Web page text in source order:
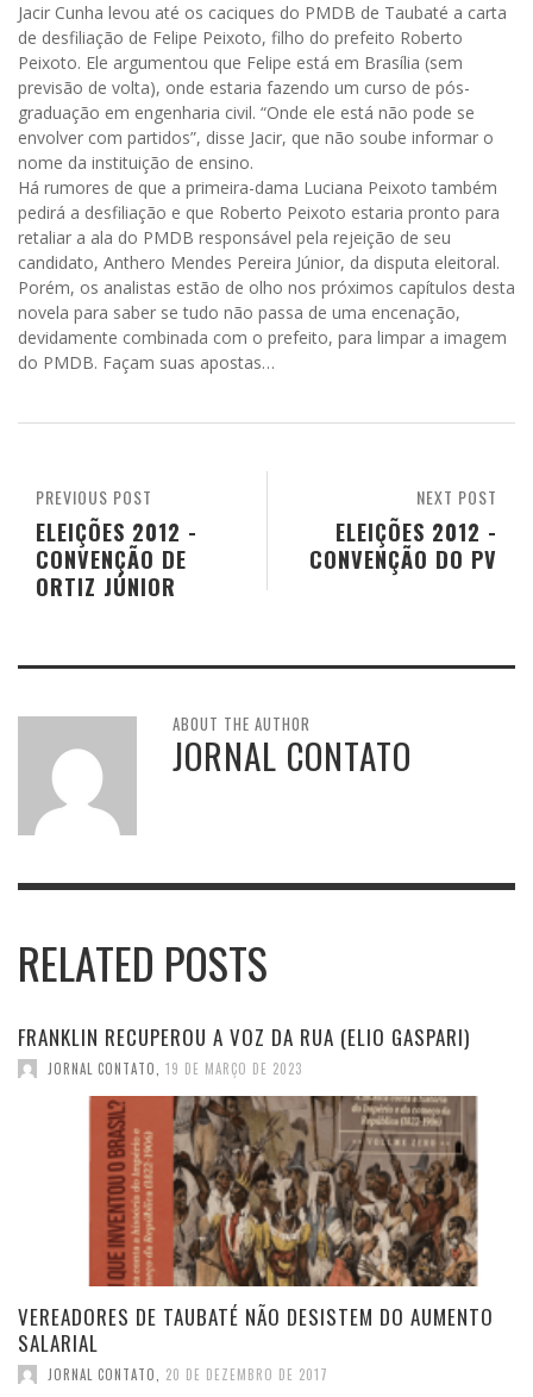
Jacir Cunha levou até os caciques do PMDB de Taubaté a carta
de desfiliação de Felipe Peixoto, filho do prefeito Roberto
Peixoto. Ele argumentou que Felipe está em Brasília (sem
previsão de volta), onde estaria fazendo um curso de pós-
graduação em engenharia civil. “Onde ele está não pode se
envolver com partidos”, disse Jacir, que não soube informar o
nome da instituição de ensino.
Há rumores de que a primeira-dama Luciana Peixoto também
pedirá a desfiliação e que Roberto Peixoto estaria pronto para
retaliar a ala do PMDB responsável pela rejeição de seu
candidato, Anthero Mendes Pereira Júnior, da disputa eleitoral.
Porém, os analistas estão de olho nos próximos capítulos desta
novela para saber se tudo não passa de uma encenação,
devidamente combinada com o prefeito, para limpar a imagem
do PMDB. Façam suas apostas…
NEXT POST
ELEIÇÕES 2012 -
CONVENÇÃO DO PV
PREVIOUS POST
ELEIÇÕES 2012 -
CONVENÇÃO DE
ORTIZ JÚNIOR
ABOUT THE AUTHOR
JORNAL CONTATO
RELATED POSTS
FRANKLIN RECUPEROU A VOZ DA RUA (ELIO GASPARI)
JORNAL CONTATO 19 DE MARÇO DE 2023
VEREADORES DE TAUBATÉ NÃO DESISTEM DO AUMENTO
SALARIAL
JORNAL CONTATO 20 DE DEZEMBRO DE 2017